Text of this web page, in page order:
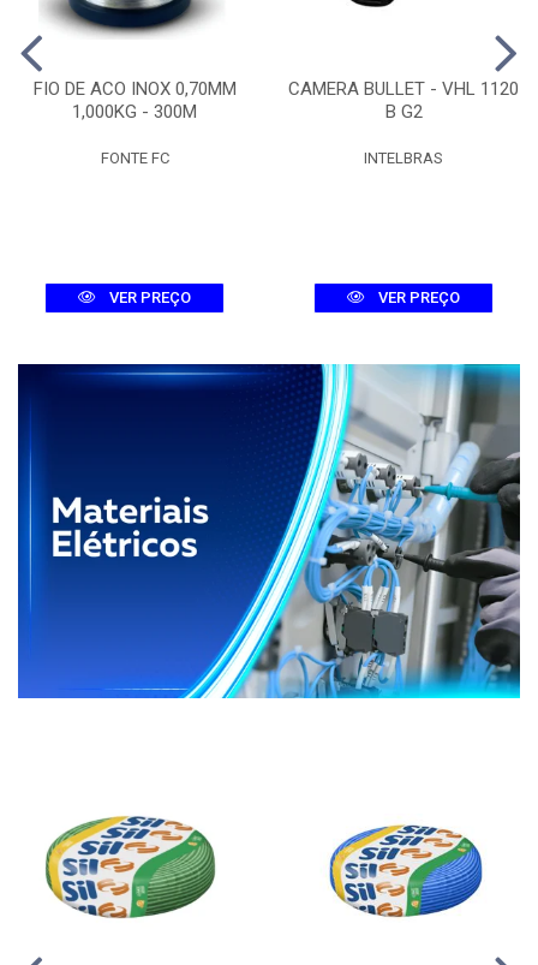
FIO DE ACO INOX 0,70MM
1,000KG - 300M
FONTE FC
VER PREÇO
CAMERA BULLET - VHL 1120
B G2
INTELBRAS
VER PREÇO